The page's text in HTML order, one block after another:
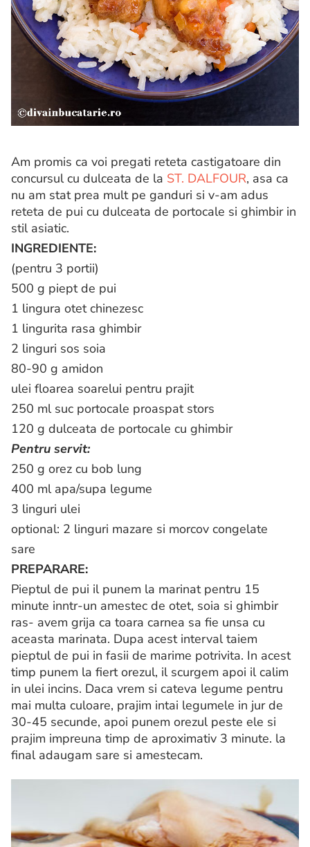
Am promis ca voi pregati reteta castigatoare din
concursul cu dulceata de la ST. DALFOUR, asa ca
nu am stat prea mult pe ganduri si v-am adus
reteta de pui cu dulceata de portocale si ghimbir in
stil asiatic.
INGREDIENTE:
(pentru 3 portii)
500 g piept de pui
1 lingura otet chinezesc
1 lingurita rasa ghimbir
2 linguri sos soia
80-90 g amidon
ulei floarea soarelui pentru prajit
250 ml suc portocale proaspat stors
120 g dulceata de portocale cu ghimbir
Pentru servit:
250 g orez cu bob lung
400 ml apa/supa legume
3 linguri ulei
optional: 2 linguri mazare si morcov congelate
sare
PREPARARE:
Pieptul de pui il punem la marinat pentru 15
minute inntr-un amestec de otet, soia si ghimbir
ras- avem grija ca toara carnea sa fie unsa cu
aceasta marinata. Dupa acest interval taiem
pieptul de pui in fasii de marime potrivita. In acest
timp punem la fiert orezul, il scurgem apoi il calim
in ulei incins. Daca vrem si cateva legume pentru
mai multa culoare, prajim intai legumele in jur de
30-45 secunde, apoi punem orezul peste ele si
prajim impreuna timp de aproximativ 3 minute. la
final adaugam sare si amestecam.